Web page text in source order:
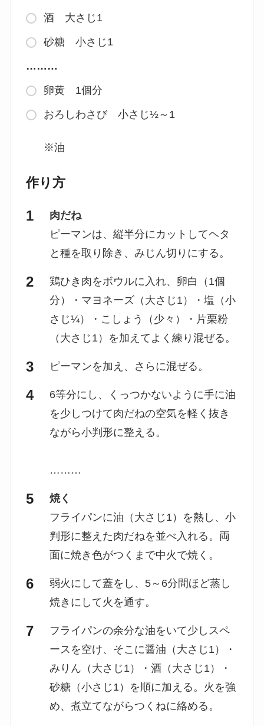
酒 大さじ1
砂糖 小さじ1
………
卵黄 1個分
おろしわさび 小さじ½～1
※油
作り方
肉だね
ピーマンは、縦半分にカットしてヘタ
と種を取り除き、みじん切りにする。
鶏ひき肉をボウルに入れ、卵白（1個
分）・マヨネーズ（大さじ1）・塩（小
さじ¼）・こしょう（少々）・片栗粉
（大さじ1）を加えてよく練り混ぜる。
ピーマンを加え、さらに混ぜる。
6等分にし、くっつかないように手に油
を少しつけて肉だねの空気を軽く抜き
ながら小判形に整える。
………
焼く
フライパンに油（大さじ1）を熱し、小
判形に整えた肉だねを並べ入れる。両
面に焼き色がつくまで中火で焼く。
弱火にして蓋をし、5～6分間ほど蒸し
焼きにして火を通す。
フライパンの余分な油をいて少しスペ
ースを空け、そこに醤油（大さじ1）・
みりん（大さじ1）・酒（大さじ1）・
砂糖（小さじ1）を順に加える。火を強
め、煮立てながらつくねに絡める。